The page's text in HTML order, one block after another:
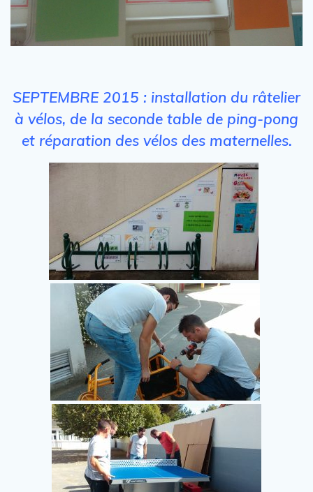
SEPTEMBRE 2015 : installation du râtelier
à vélos, de la seconde table de ping-pong
et réparation des vélos des maternelles.